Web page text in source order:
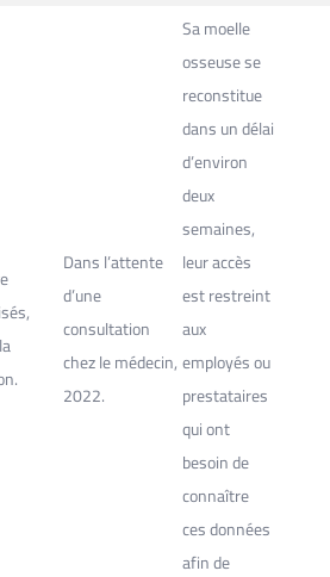
Dans l’attente
d’une
consultation
chez le médecin,
2022.
Sa moelle
osseuse se
reconstitue
dans un délai
d’environ
deux
semaines,
leur accès
est restreint
aux
employés ou
prestataires
qui ont
besoin de
connaître
ces données
afin de